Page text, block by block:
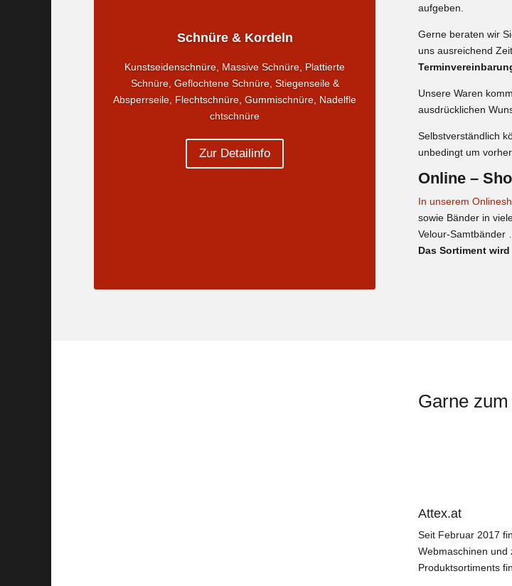
Schnüre & Kordeln
Kunstseidenschnüre, Massive Schnüre, Plattierte
Schnüre, Geflochtene Schnüre, Stiegenseile &
Absperrseile, Flechtschnüre, Gummischnüre, Nadelfle
chtschnüre
Zur Detailinfo
aufgeben.
Gerne beraten wir
uns ausreichend
Unsere Waren
ausdrücklichen
Selbstverständlich
unbedingt um
Online –
In unserem
sowie Bänder in
Velour-Samtbänder …
Das Sortiment
Garne
Attex.at
Seit Februar 2017
Webmaschinen und
Produktsortiments